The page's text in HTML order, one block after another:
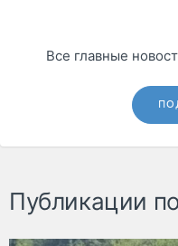
Все главные
Публикации